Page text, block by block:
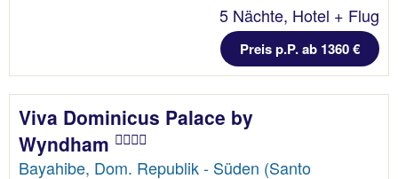
5 Nächte, Hotel + Flug
Preis p.P. ab 1360 €
Viva Dominicus Palace by
Wyndham
Bayahibe, Dom. Republik - Süden (Santo